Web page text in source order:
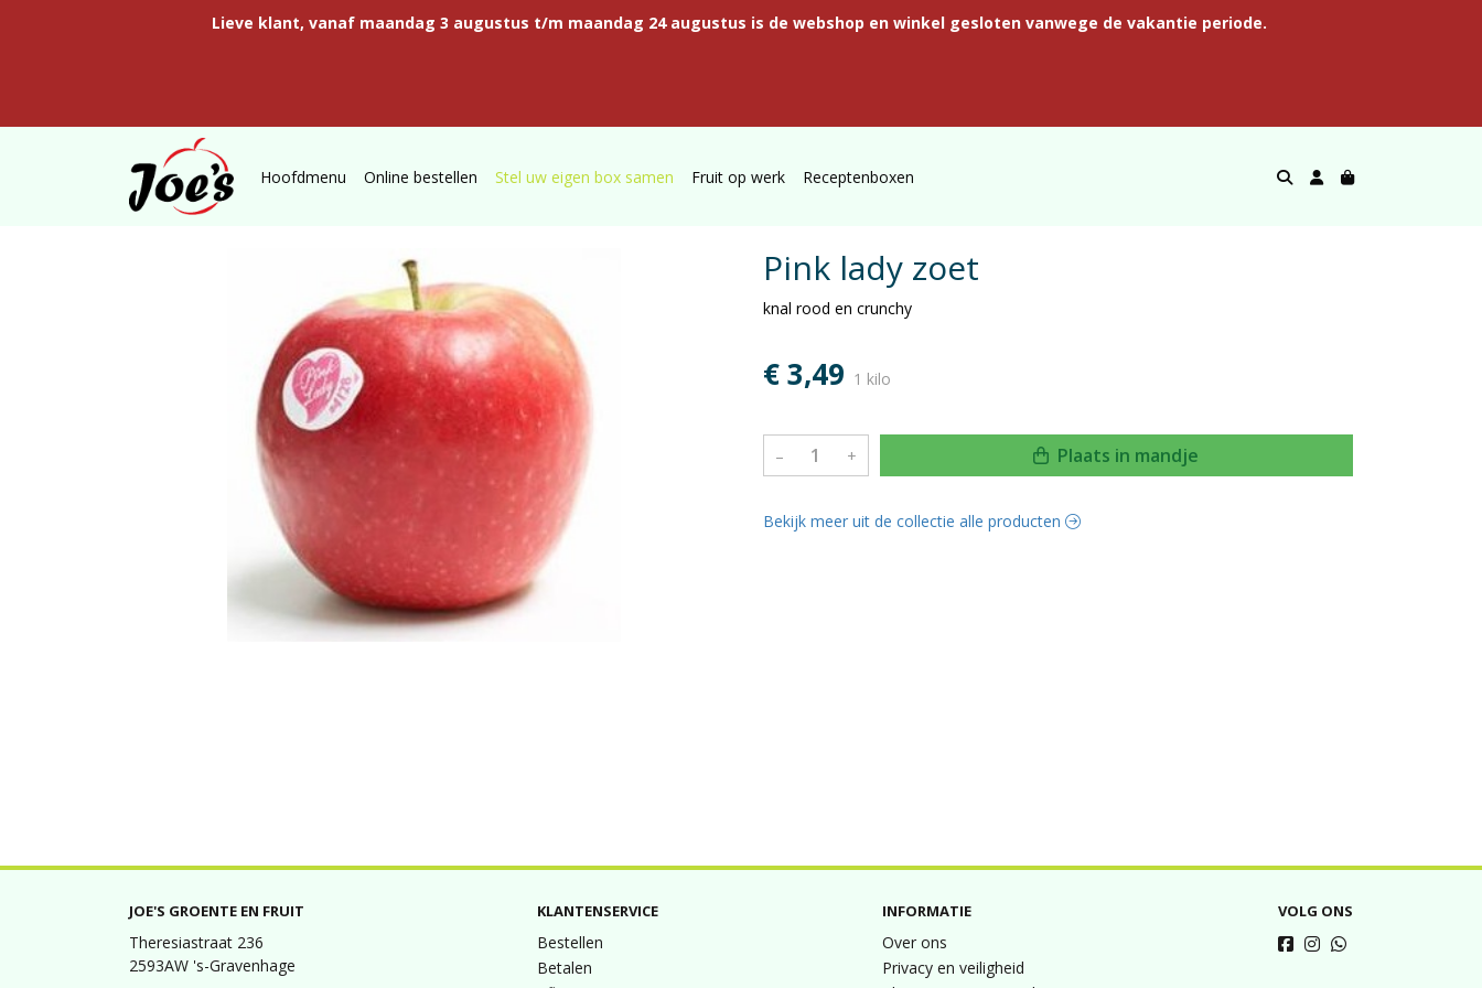
Lieve klant, vanaf maandag 3 augustus t/m maandag 24 augustus is de webshop en winkel gesloten vanwege de vakantie periode.
Hoofdmenu Online bestellen Stel uw eigen box samen Fruit op werk Receptenboxen
Pink lady zoet
knal rood en crunchy
€ 3,49 1 kilo
– + Plaats in mandje
Bekijk meer uit de collectie alle producten
JOE'S GROENTE EN FRUIT
Theresiastraat 236
2593AW 's-Gravenhage
KLANTENSERVICE
Bestellen
Betalen
INFORMATIE
Over ons
Privacy en veiligheid
VOLG ONS